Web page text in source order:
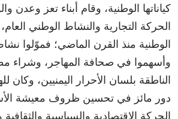
كياناتها الوطنية، وقام أبناء تعز وعدن
الحركة التجارية والنشاط الوطني
الوطنية منذ القرن الماضي؛ فموّلوا
وأسهموا في صحافة المهاجر، وشراء
الناطقة بلسان الأحرار اليمنيين، وكان
دور مائز في تحسين ظروف معيشة
الحركة الاقتصادية والسياسية والثقافية